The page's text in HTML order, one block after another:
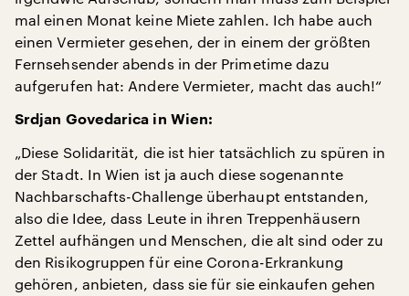
mal einen Monat keine Miete zahlen. Ich habe auch
einen Vermieter gesehen, der in einem der größten
Fernsehsender abends in der Primetime dazu
aufgerufen hat: Andere Vermieter, macht das auch!“
Srdjan Govedarica in Wien:
„Diese Solidarität, die ist hier tatsächlich zu spüren in
der Stadt. In Wien ist ja auch diese sogenannte
Nachbarschafts-Challenge überhaupt entstanden,
also die Idee, dass Leute in ihren Treppenhäusern
Zettel aufhängen und Menschen, die alt sind oder zu
den Risikogruppen für eine Corona-Erkrankung
gehören, anbieten, dass sie für sie einkaufen gehen